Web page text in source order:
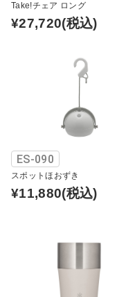
Take!チェア ロング
¥27,720(税込)
ES-090
スポットほおずき
¥11,880(税込)